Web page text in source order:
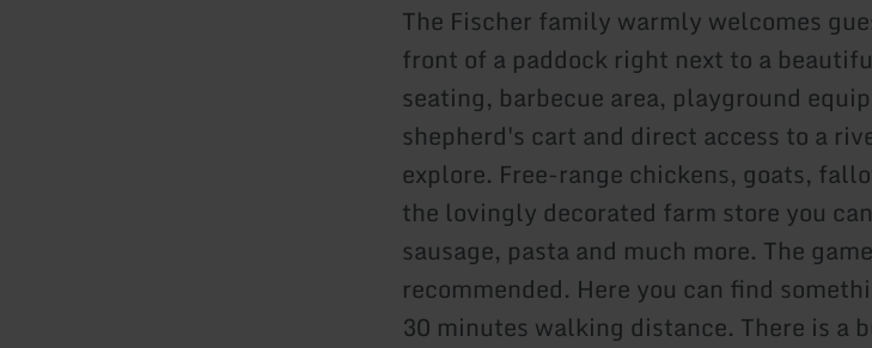
The Fischer family warmly welcomes
front of a paddock right next to a
seating, barbecue area, playground
shepherd's cart and direct access to a
explore. Free-range chickens, goats,
the lovingly decorated farm store you
sausage, pasta and much more. The
recommended. Here you can find
30 minutes walking distance. There is a